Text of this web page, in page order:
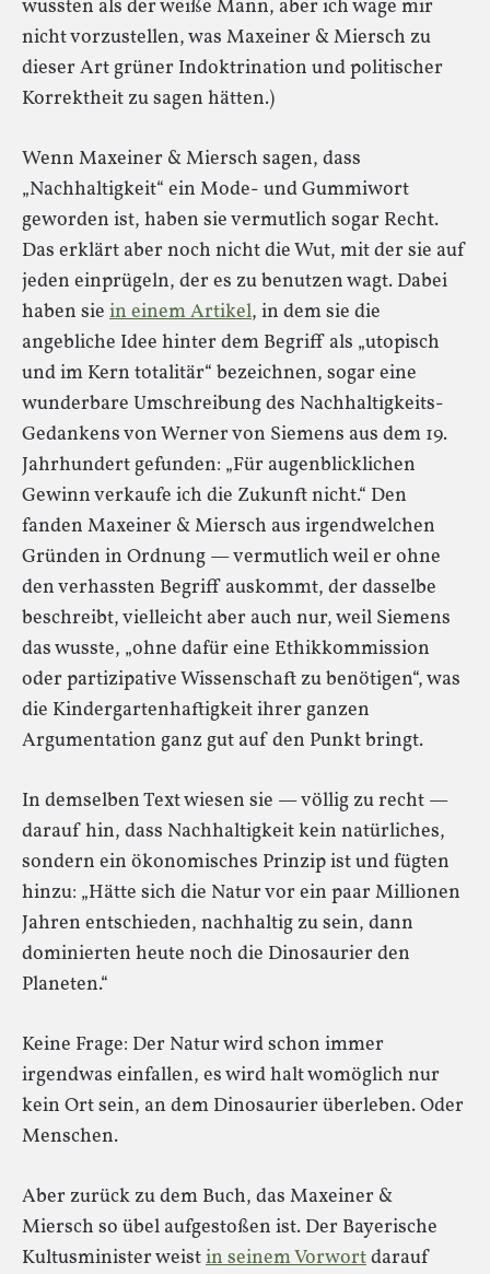
wussten als der weiße Mann, aber ich wage mir
nicht vorzustellen, was Maxeiner & Miersch zu
dieser Art grüner Indoktrination und politischer
Korrektheit zu sagen hätten.)
Wenn Maxeiner & Miersch sagen, dass
„Nachhaltigkeit“ ein Mode- und Gummiwort
geworden ist, haben sie vermutlich sogar Recht.
Das erklärt aber noch nicht die Wut, mit der sie auf
jeden einprügeln, der es zu benutzen wagt. Dabei
haben sie in einem Artikel, in dem sie die
angebliche Idee hinter dem Begriff als „utopisch
und im Kern totalitär“ bezeichnen, sogar eine
wunderbare Umschreibung des Nachhaltigkeits-
Gedankens von Werner von Siemens aus dem 19.
Jahrhundert gefunden: „Für augenblicklichen
Gewinn verkaufe ich die Zukunft nicht.“ Den
fanden Maxeiner & Miersch aus irgendwelchen
Gründen in Ordnung — vermutlich weil er ohne
den verhassten Begriff auskommt, der dasselbe
beschreibt, vielleicht aber auch nur, weil Siemens
das wusste, „ohne dafür eine Ethikkommission
oder partizipative Wissenschaft zu benötigen“, was
die Kindergartenhaftigkeit ihrer ganzen
Argumentation ganz gut auf den Punkt bringt.
In demselben Text wiesen sie — völlig zu recht —
darauf hin, dass Nachhaltigkeit kein natürliches,
sondern ein ökonomisches Prinzip ist und fügten
hinzu: „Hätte sich die Natur vor ein paar Millionen
Jahren entschieden, nachhaltig zu sein, dann
dominierten heute noch die Dinosaurier den
Planeten.“
Keine Frage: Der Natur wird schon immer
irgendwas einfallen, es wird halt womöglich nur
kein Ort sein, an dem Dinosaurier überleben. Oder
Menschen.
Aber zurück zu dem Buch, das Maxeiner &
Miersch so übel aufgestoßen ist. Der Bayerische
Kultusminister weistin seinem Vorwortdarauf